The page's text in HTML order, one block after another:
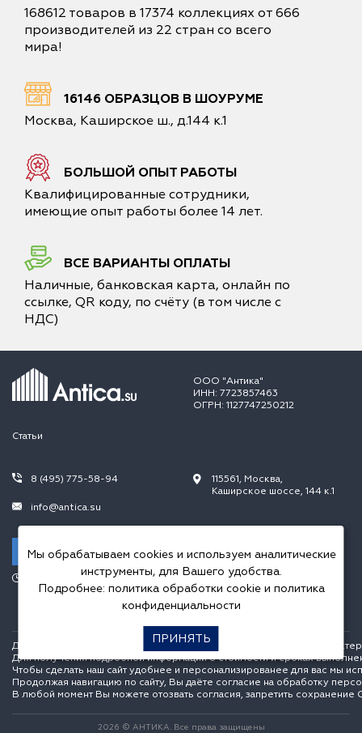
168612 товаров в 17374 коллекциях от 666
производителей из 22 стран со всего
мира!
16146 ОБРАЗЦОВ В ШОУРУМЕ
Москва, Каширское ш., д.144 к.1
БОЛЬШОЙ ОПЫТ РАБОТЫ
Квалифицированные сотрудники,
имеющие опыт работы более 14 лет.
ВСЕ ВАРИАНТЫ ОПЛАТЫ
Наличные, банковская карта, онлайн по
ссылке, QR коду, по счёту (в том числе с
НДС)
ООО "Антика"
ИНН: 7723857463
ОГРН: 1127747250212
Статьи
8 (495) 775-58-94
info@antica.su
Заказать звонок
115561, Москва,
Каширское шоссе, 144 к.1
Пн.-Пт. 10.00-20.00,
Сб.-Вс. 10.00-18.00
Данный интернет сайт носит исключительно информационный
Для получения подробной информации о стоимости и сроках
Чтобы сделать наш сайт удобнее и персонализированее для вас мы
Продолжая навигацию по сайту, Вы даёте согласие на обработку
В любой момент Вы можете отозвать согласия, запретить сохранение
2026 © АНТИКА. Все права защищены
Мы обрабатываем cookies и используем аналитические
инструменты, для Вашего удобства.
Подробнее: политика обработки cookieи политика
конфиденциальности
ПРИНЯТЬ